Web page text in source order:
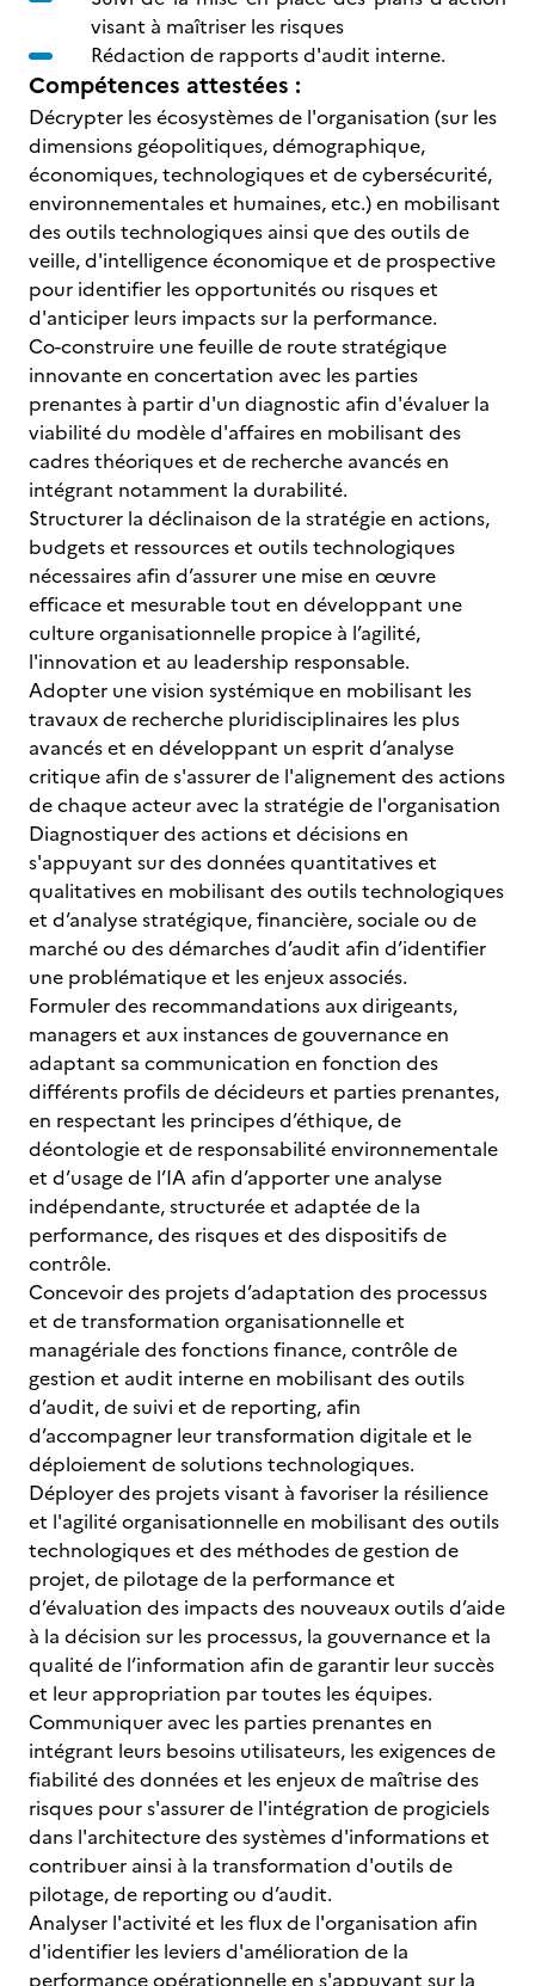
visant à maîtriser les risques
Rédaction de rapports d'audit interne.
Compétences attestées :
Décrypter les écosystèmes de l'organisation (sur les
dimensions géopolitiques, démographique,
économiques, technologiques et de cybersécurité,
environnementales et humaines, etc.) en mobilisant
des outils technologiques ainsi que des outils de
veille, d'intelligence économique et de prospective
pour identifier les opportunités ou risques et
d'anticiper leurs impacts sur la performance.
Co-construire une feuille de route stratégique
innovante en concertation avec les parties
prenantes à partir d'un diagnostic afin d'évaluer la
viabilité du modèle d'affaires en mobilisant des
cadres théoriques et de recherche avancés en
intégrant notamment la durabilité.
Structurer la déclinaison de la stratégie en actions,
budgets et ressources et outils technologiques
nécessaires afin d’assurer une mise en œuvre
efficace et mesurable tout en développant une
culture organisationnelle propice à l’agilité,
l'innovation et au leadership responsable.
Adopter une vision systémique en mobilisant les
travaux de recherche pluridisciplinaires les plus
avancés et en développant un esprit d’analyse
critique afin de s'assurer de l'alignement des actions
de chaque acteur avec la stratégie de l'organisation
Diagnostiquer des actions et décisions en
s'appuyant sur des données quantitatives et
qualitatives en mobilisant des outils technologiques
et d’analyse stratégique, financière, sociale ou de
marché ou des démarches d’audit afin d’identifier
une problématique et les enjeux associés.
Formuler des recommandations aux dirigeants,
managers et aux instances de gouvernance en
adaptant sa communication en fonction des
différents profils de décideurs et parties prenantes,
en respectant les principes d’éthique, de
déontologie et de responsabilité environnementale
et d’usage de l’IA afin d’apporter une analyse
indépendante, structurée et adaptée de la
performance, des risques et des dispositifs de
contrôle.
Concevoir des projets d’adaptation des processus
et de transformation organisationnelle et
managériale des fonctions finance, contrôle de
gestion et audit interne en mobilisant des outils
d’audit, de suivi et de reporting, afin
d’accompagner leur transformation digitale et le
déploiement de solutions technologiques.
Déployer des projets visant à favoriser la résilience
et l'agilité organisationnelle en mobilisant des outils
technologiques et des méthodes de gestion de
projet, de pilotage de la performance et
d’évaluation des impacts des nouveaux outils d’aide
à la décision sur les processus, la gouvernance et la
qualité de l’information afin de garantir leur succès
et leur appropriation par toutes les équipes.
Communiquer avec les parties prenantes en
intégrant leurs besoins utilisateurs, les exigences de
fiabilité des données et les enjeux de maîtrise des
risques pour s'assurer de l'intégration de progiciels
dans l'architecture des systèmes d'informations et
contribuer ainsi à la transformation d'outils de
pilotage, de reporting ou d’audit.
Analyser l'activité et les flux de l'organisation afin
d'identifier les leviers d'amélioration de la
performance opérationnelle en s'appuyant sur la